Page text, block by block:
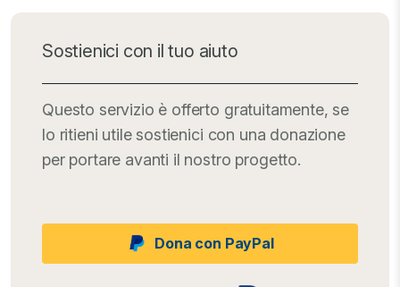
Sostienici con il tuo aiuto
Questo servizio è offerto gratuitamente, se
lo ritieni utile sostienici con una donazione
per portare avanti il nostro progetto.
Dona con PayPal